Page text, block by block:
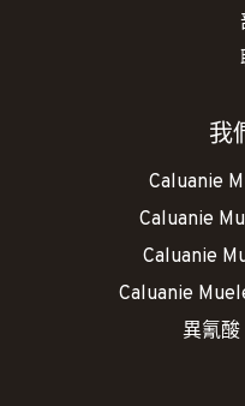
我
Caluanie
Caluanie
Caluanie
Caluanie
異氰酸